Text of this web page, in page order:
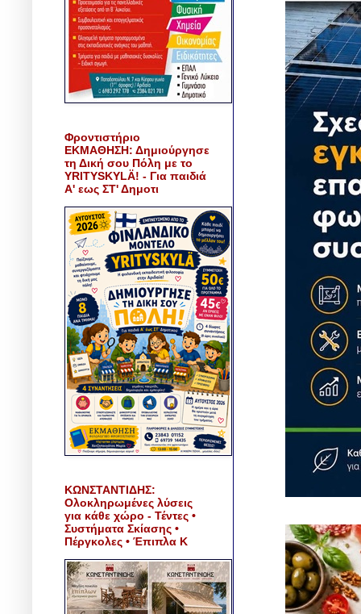
Φροντιστήριο
ΕΚΜΑΘΗΣΗ: Δημιούργησε
τη Δική σου Πόλη με το
YRITYSKYLÄ! - Για παιδιά
Α' εως ΣΤ' Δημοτι
ΚΩΝΣΤΑΝΤΙΔΗΣ:
Ολοκληρωμένες λύσεις
για κάθε χώρο - Τέντες •
Συστήματα Σκίασης •
Πέργκολες • Έπιπλα Κ